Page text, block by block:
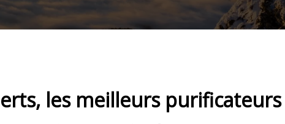
les meilleurs